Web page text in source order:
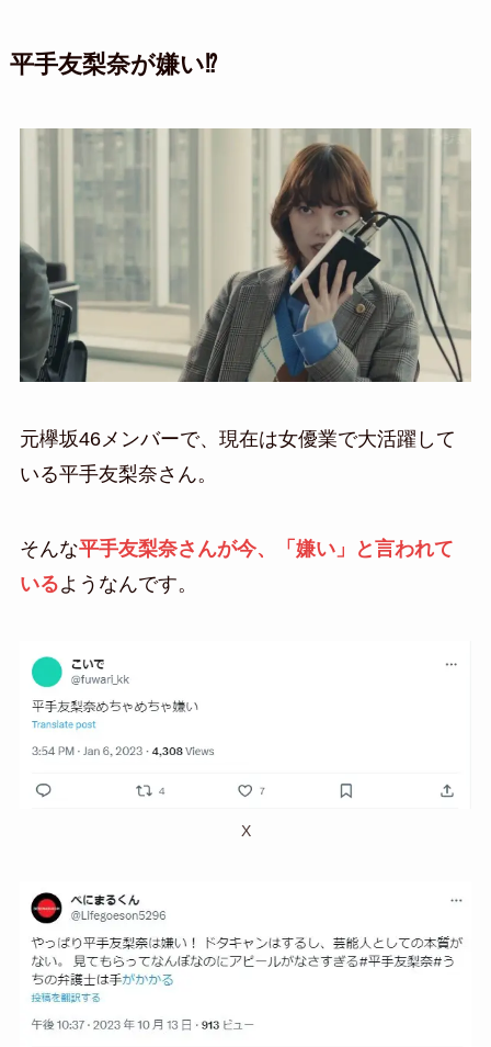
平手友梨奈が嫌い⁉
元欅坂46メンバーで、現在は女優業で大活躍して
いる平手友梨奈さん。
そんな平手友梨奈さんが今、「嫌い」と言われて
いるようなんです。
X